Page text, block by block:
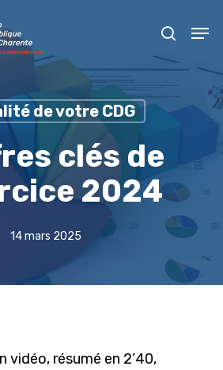
de votre CDG
clés de
2024
14 mars 2025
vidéo, résumé en 2’40,